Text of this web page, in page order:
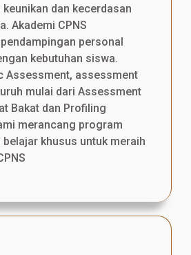
dan kecerdasan
Akademi CPNS
personal
kebutuhan siswa.
Assessment, assessment
mulai dari Assessment
Bakat dan Profiling
merancang program
belajar khusus untuk meraih